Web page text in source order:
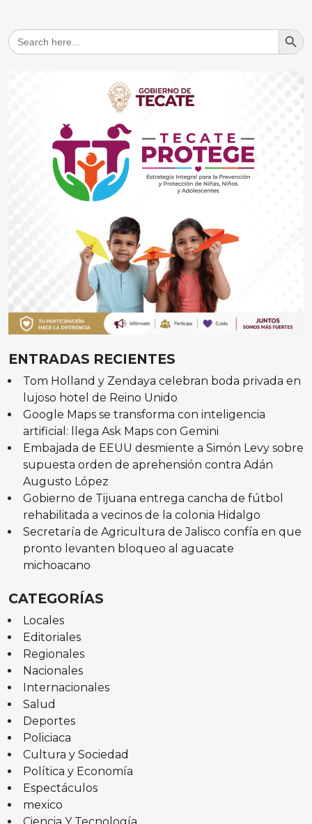
Search
for:
Search
ENTRADAS RECIENTES
Tom Holland y Zendaya celebran boda privada en
lujoso hotel de Reino Unido
Google Maps se transforma con inteligencia
artificial: llega Ask Maps con Gemini
Embajada de EEUU desmiente a Simón Levy sobre
supuesta orden de aprehensión contra Adán
Augusto López
Gobierno de Tijuana entrega cancha de fútbol
rehabilitada a vecinos de la colonia Hidalgo
Secretaría de Agricultura de Jalisco confía en que
pronto levanten bloqueo al aguacate
michoacano
CATEGORÍAS
Locales
Editoriales
Regionales
Nacionales
Internacionales
Salud
Deportes
Policiaca
Cultura y Sociedad
Política y Economía
Espectáculos
mexico